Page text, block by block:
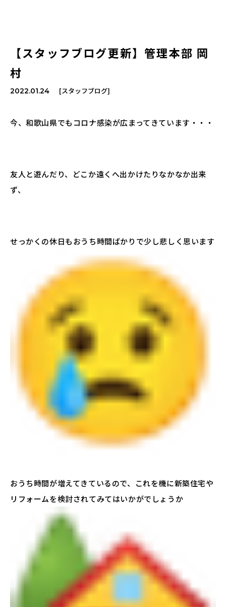
【スタッフブログ更新】管理本部 岡
村
2022.01.24 [スタッフブログ]
今、和歌山県でもコロナ感染が広まってきています・・・
友人と遊んだり、どこか遠くへ出かけたりなかなか出来
ず、
せっかくの休日もおうち時間ばかりで少し悲しく思います
おうち時間が増えてきているので、これを機に新築住宅や
リフォームを検討されてみてはいかがでしょうか